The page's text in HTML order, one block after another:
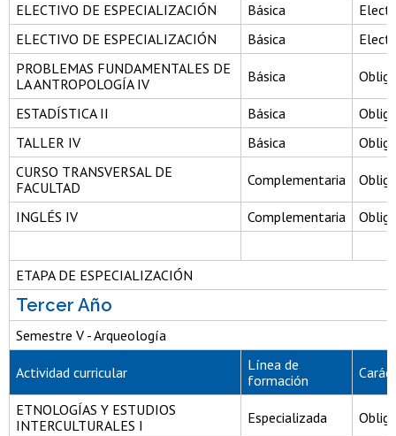
ELECTIVO DE ESPECIALIZACIÓN
Básica
ELECTIVO DE ESPECIALIZACIÓN
Básica
PROBLEMAS FUNDAMENTALES DE
LA ANTROPOLOGÍA IV
Básica
ESTADÍSTICA II Básica
TALLER IV
Básica
CURSO TRANSVERSAL DE
FACULTAD
Complementaria
INGLÉS IV Complementaria
ETAPA DE ESPECIALIZACIÓN
Tercer Año
Semestre V - Arqueología
Actividad curricular
Línea de
formación
ETNOLOGÍAS Y ESTUDIOS
INTERCULTURALES I
Especializada